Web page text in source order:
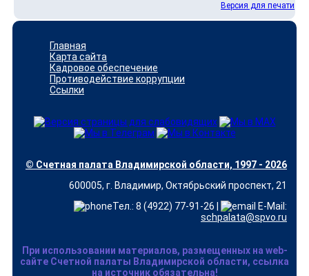
Версия для печати
Главная
Карта сайта
Кадровое обеспечение
Противодействие коррупции
Ссылки
© Счетная палата Владимирской области, 1997 - 2026
600005, г. Владимир, Октябрьский проспект, 21
Тел.: 8 (4922) 77-91-26 |
E-Mail:
schpalata@spvo.ru
При использовании материалов, размещенных на web-
сайте Счетной палаты Владимирской области, ссылка
на источник обязательна!